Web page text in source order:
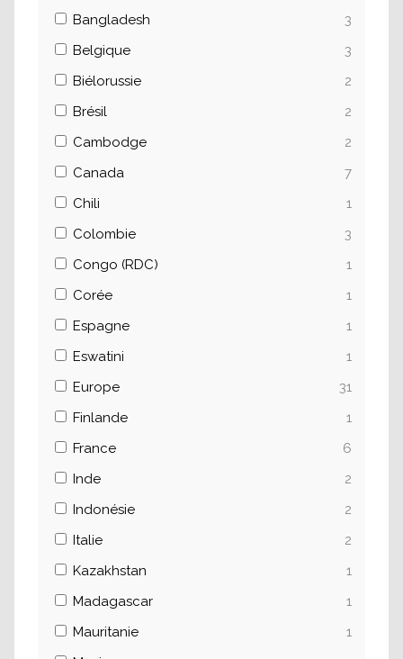
Bangladesh
3
Belgique
3
Biélorussie
2
Brésil
2
Cambodge
2
Canada
7
Chili
1
Colombie
3
Congo (RDC)
1
Corée
1
Espagne
1
Eswatini
1
Europe
31
Finlande
1
France
6
Inde
2
Indonésie
2
Italie
2
Kazakhstan
1
Madagascar
1
Mauritanie
1